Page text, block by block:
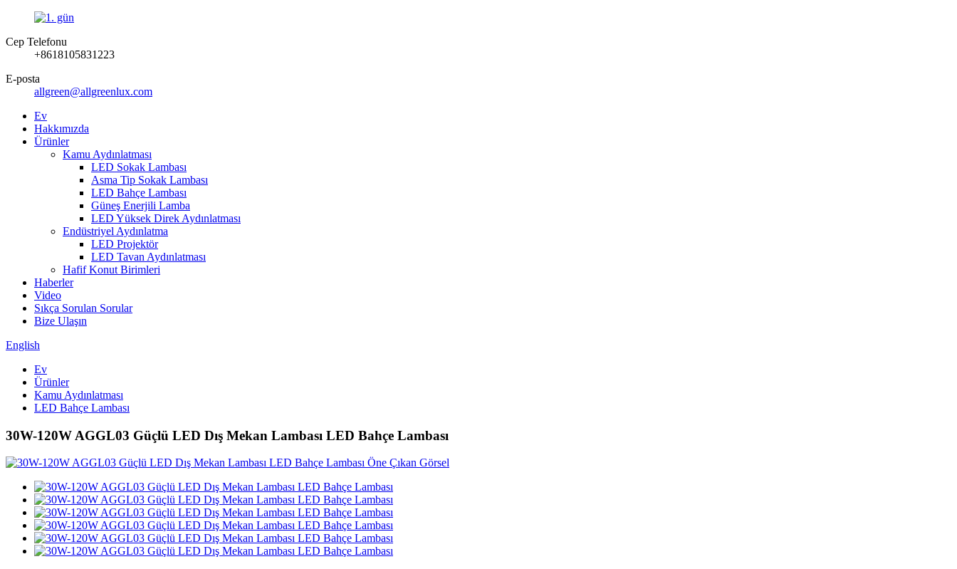
Cep Telefonu
+8618105831223
E-posta
allgreen@allgreenlux.com
Ev
Hakkımızda
Ürünler
Kamu Aydınlatması
LED Sokak Lambası
Asma Tip Sokak Lambası
LED Bahçe Lambası
Güneş Enerjili Lamba
LED Yüksek Direk Aydınlatması
Endüstriyel Aydınlatma
LED Projektör
LED Tavan Aydınlatması
Hafif Konut Birimleri
Haberler
Video
Sıkça Sorulan Sorular
Bize Ulaşın
English
Ev
Ürünler
Kamu Aydınlatması
LED Bahçe Lambası
30W-120W AGGL03 Güçlü LED Dış Mekan Lambası LED Bahçe Lambası